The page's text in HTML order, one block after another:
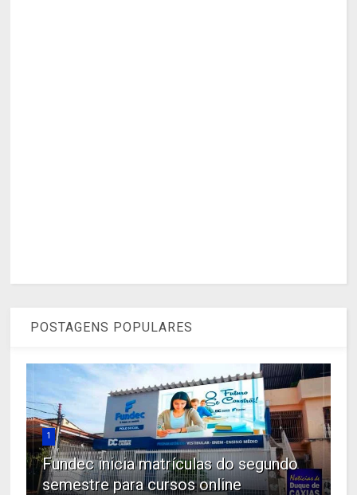
POSTAGENS POPULARES
1
Fundec inicia matrículas do segundo
semestre para cursos online